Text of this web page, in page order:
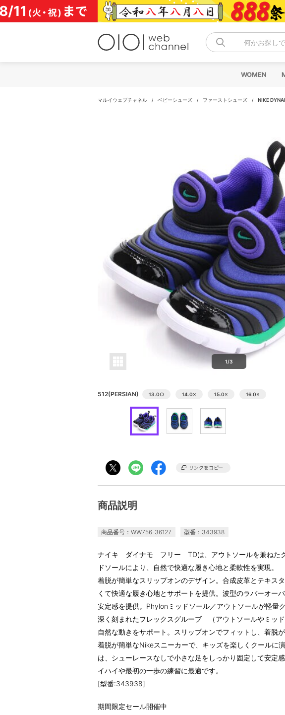
コ
ン
テ
何かお探し
WOMEN
マルイウェブチャネル / ベビーシューズ / ファーストシューズ / NIKE
1/3
512(PERSIAN) 13.0○ 14.0× 15.0× 16.0×
商品説明
商品番号：WW756-36127 型番：343938
ナイキ ダイナモ フリー TDは、アウトソールを兼ねた
ドソールにより、自然で快適な履き心地と柔軟性を実現。
着脱が簡単なスリップオンのデザイン。合成皮革とテキス
くて快適な履き心地とサポートを提供。波型のラバーオー
安定感を提供。Phylonミッドソール／アウトソールが軽量
深く刻まれたフレックスグルーブ （アウトソールやミッ
自然な動きをサポート。スリップオンでフィットし、着脱が
着脱が簡単なNikeスニーカーで、キッズを楽しくクールに
は、シューレースなしで小さな足をしっかり固定して安定
イハイや最初の一歩の練習に最適です。
[型番:343938]
期間限定セール開催中